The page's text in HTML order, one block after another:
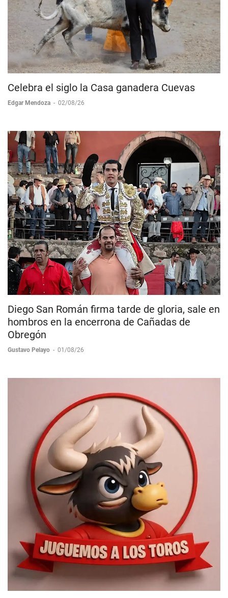
Celebra el siglo la Casa ganadera Cuevas
Edgar Mendoza - 02/08/26
Diego San Román firma tarde de gloria, sale en
hombros en la encerrona de Cañadas de
Obregón
Gustavo Pelayo - 01/08/26